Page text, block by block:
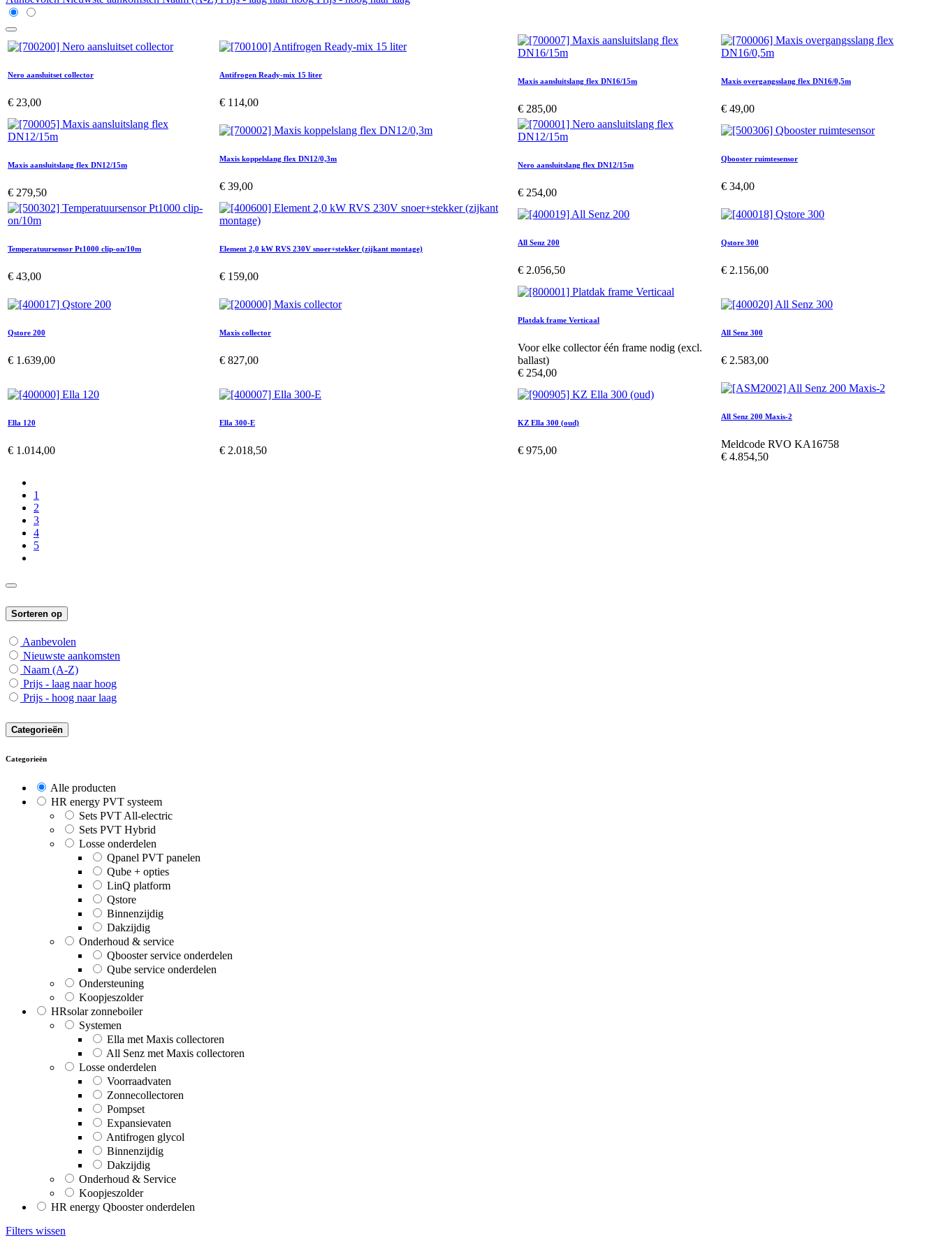
Nero aansluitset collector
€ 23,00
Antifrogen Ready-mix 15 liter
€ 114,00
Maxis aansluitslang flex DN16/15m
€ 285,00
Maxis overgangsslang flex DN16/0,5m
€ 49,00
Maxis aansluitslang flex DN12/15m
€ 279,50
Maxis koppelslang flex DN12/0,3m
€ 39,00
Nero aansluitslang flex DN12/15m
€ 254,00
Qbooster ruimtesensor
€ 34,00
Temperatuursensor Pt1000 clip-on/10m
€ 43,00
Element 2,0 kW RVS 230V snoer+stekker (zijkant montage)
€ 159,00
All Senz 200
€ 2.056,50
Qstore 300
€ 2.156,00
Qstore 200
€ 1.639,00
Maxis collector
€ 827,00
Platdak frame Verticaal
Voor elke collector één frame nodig (excl.
ballast)
€ 254,00
All Senz 300
€ 2.583,00
Ella 120
€ 1.014,00
Ella 300-E
€ 2.018,50
KZ Ella 300 (oud)
€ 975,00
All Senz 200 Maxis-2
Meldcode RVO KA16758
€ 4.854,50
1
2
3
4
5
Sorteren op
Aanbevolen
Nieuwste aankomsten
Naam (A-Z)
Prijs - laag naar hoog
Prijs - hoog naar laag
Categorieën
Categorieën
Alle producten
HR energy PVT systeem
Sets PVT All-electric
Sets PVT Hybrid
Losse onderdelen
Qpanel PVT panelen
Qube + opties
LinQ platform
Qstore
Binnenzijdig
Dakzijdig
Onderhoud & service
Qbooster service onderdelen
Qube service onderdelen
Ondersteuning
Koopjeszolder
HRsolar zonneboiler
Systemen
Ella met Maxis collectoren
All Senz met Maxis collectoren
Losse onderdelen
Voorraadvaten
Zonnecollectoren
Pompset
Expansievaten
Antifrogen glycol
Binnenzijdig
Dakzijdig
Onderhoud & Service
Koopjeszolder
HR energy Qbooster onderdelen
Filters wissen